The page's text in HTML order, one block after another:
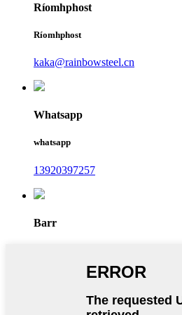
Ríomhphost
Ríomhphost
kaka@rainbowsteel.cn
Whatsapp
whatsapp
13920397257
Barr